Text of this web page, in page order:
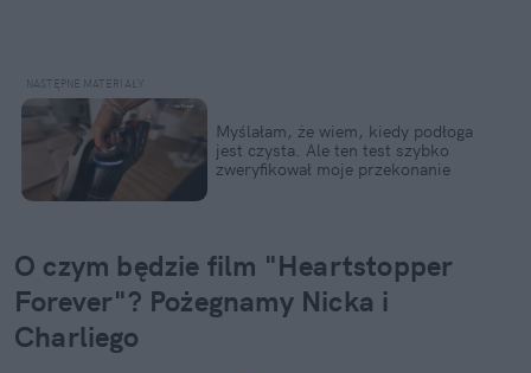
Myślałam, że wiem, kiedy podłoga
jest czysta. Ale ten test szybko
zweryfikował moje przekonanie
O czym będzie film "Heartstopper
Forever"? Pożegnamy Nicka i
Charliego